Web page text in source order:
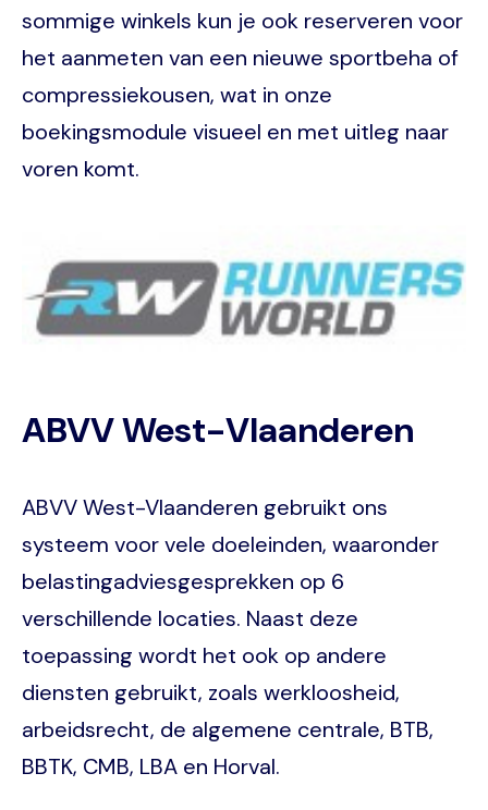
sommige winkels kun je ook reserveren voor
het aanmeten van een nieuwe sportbeha of
compressiekousen, wat in onze
boekingsmodule visueel en met uitleg naar
voren komt.
ABVV West-Vlaanderen
ABVV West-Vlaanderen gebruikt ons
systeem voor vele doeleinden, waaronder
belastingadviesgesprekken op 6
verschillende locaties. Naast deze
toepassing wordt het ook op andere
diensten gebruikt, zoals werkloosheid,
arbeidsrecht, de algemene centrale, BTB,
BBTK, CMB, LBA en Horval.